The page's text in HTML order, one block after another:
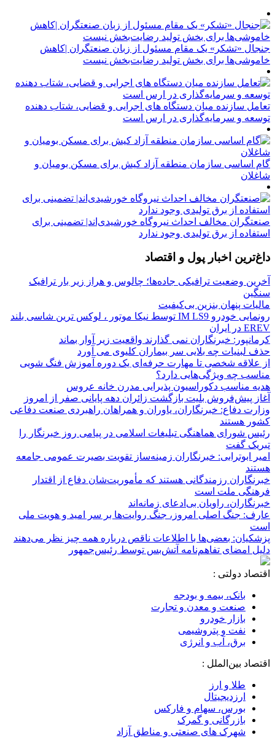
جنجال «تشکر» یک مقام مسئول از زبان صنعتگران |کاهش
خاموشی‌ها برای بخش تولید رضایت‌بخش نیست
تعامل سازنده میان دستگاه‌ های اجرایی و قضایی، شتاب‌ دهنده
توسعه و سرمایه‌گذاری در ارس است
گام اساسی سازمان منطقه آزاد کیش برای مسکن بومیان و
شاغلان
صنعتگران مخالف احداث نیروگاه خورشیدی‌اند| تضمینی برای
استفاده از برق تولیدی وجود ندارد
داغ‌ترین اخبار پول و اقتصاد
آخرین وضعیت ترافیکی جاده‌ها؛ چالوس و هراز زیر بار ترافیک
سنگین
مالیات پنهان بنزین بی‌کیفیت
رونمایی خودرو IM LS9 توسط نیکا موتور ، لوکس ترین شاسی بلند
EREV در ایران
کرمانپور: خبرنگاران نمی گذارند واقعیت زیر آوار بماند
حذف لبنیات چه بلایی سر بیماران کلیوی می آورد
از علاقه شخصی تا مهارت حرفه‌ای یک دوره آموزش فنگ شویی
مناسب چه ویژگی‌هایی دارد؟
هدیه مناسب دکوراسیون پذیرایی مدرن خانه عروس
آغاز پیش‌فروش بلیت بازگشت زائران دهه پایانی صفر از امروز
وزارت دفاع: خبرنگاران، یاوران و همراهان راهبردی صنعت دفاعی
کشور هستند
رئیس شورای هماهنگی تبلیغات اسلامی در پیامی روز خبرنگار را
تبریک گفت
امیر ابوترابی: خبرنگاران زمینه‌ساز تقویت بصیرت عمومی جامعه
هستند
خبرنگاران رزمندگانی هستند که مأموریت‌شان دفاع از اقتدار
فرهنگی ملت است
خبرنگاران، راویان بی‌ادعای زمانه‌اند
عارف: جنگ اصلی امروز، جنگ روایت‌ها بر سر امید و هویت ملی
است
پزشکیان: بعضی‌ها با اطلاعات ناقص درباره همه چیز نظر می‌دهند
دلیل امضای تفاهم‌نامه آتش‌بس توسط رئیس‌جمهور
اقتصاد دولتی :
بانک، بیمه و بودجه
صنعت و معدن و تجارت
بازار خودرو
نفت و پتروشیمی
برق، آب و انرژی
اقتصاد بین‌الملل :
طلا و ارز
ارزدیجیتال
بورس، سهام و فارکس
بازرگانی و گمرک
شهرک های صنعتی و مناطق آزاد